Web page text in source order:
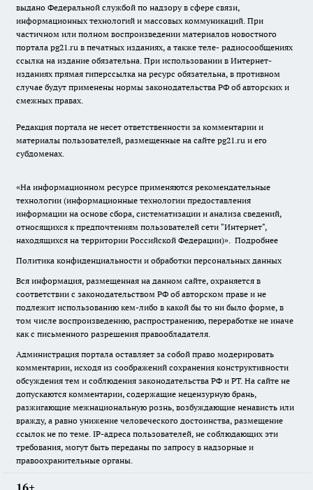
выдано Федеральной службой по надзору в сфере связи,
информационных технологий и массовых коммуникаций. При
частичном или полном воспроизведении материалов новостного
портала pg21.ru в печатных изданиях, а также теле- радиосообщениях
ссылка на издание обязательна. При использовании в Интернет-
изданиях прямая гиперссылка на ресурс обязательна, в противном
случае будут применены нормы законодательства РФ об авторских и
смежных правах.
Редакция портала не несет ответственности за комментарии и
материалы пользователей, размещенные на сайте pg21.ru и его
субдоменах.
«На информационном ресурсе применяются рекомендательные
технологии (информационные технологии предоставления
информации на основе сбора, систематизации и анализа сведений,
относящихся к предпочтениям пользователей сети "Интернет",
находящихся на территории Российской Федерации)». Подробнее
Политика конфиденциальности и обработки персональных данных
Вся информация, размещенная на данном сайте, охраняется в
соответствии с законодательством РФ об авторском праве и не
подлежит использованию кем-либо в какой бы то ни было форме, в
том числе воспроизведению, распространению, переработке не иначе
как с письменного разрешения правообладателя.
Администрация портала оставляет за собой право модерировать
комментарии, исходя из соображений сохранения конструктивности
обсуждения тем и соблюдения законодательства РФ и РТ. На сайте не
допускаются комментарии, содержащие нецензурную брань,
разжигающие межнациональную рознь, возбуждающие ненависть или
вражду, а равно унижение человеческого достоинства, размещение
ссылок не по теме. IP-адреса пользователей, не соблюдающих эти
требования, могут быть переданы по запросу в надзорные и
правоохранительные органы.
16+